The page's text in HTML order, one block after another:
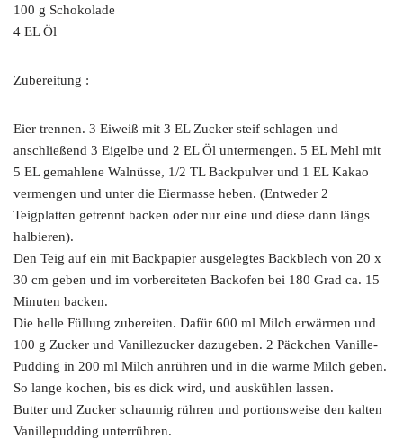
100 g Schokolade
4 EL Öl
Zubereitung :
Eier trennen. 3 Eiweiß mit 3 EL Zucker steif schlagen und
anschließend 3 Eigelbe und 2 EL Öl untermengen. 5 EL Mehl mit
5 EL gemahlene Walnüsse, 1/2 TL Backpulver und 1 EL Kakao
vermengen und unter die Eiermasse heben. (Entweder 2
Teigplatten getrennt backen oder nur eine und diese dann längs
halbieren).
Den Teig auf ein mit Backpapier ausgelegtes Backblech von 20 x
30 cm geben und im vorbereiteten Backofen bei 180 Grad ca. 15
Minuten backen.
Die helle Füllung zubereiten. Dafür 600 ml Milch erwärmen und
100 g Zucker und Vanillezucker dazugeben. 2 Päckchen Vanille-
Pudding in 200 ml Milch anrühren und in die warme Milch geben.
So lange kochen, bis es dick wird, und auskühlen lassen.
Butter und Zucker schaumig rühren und portionsweise den kalten
Vanillepudding unterrühren.